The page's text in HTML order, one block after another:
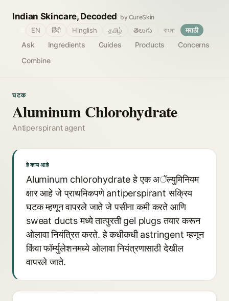
Indian Skincare, Decoded by CureSkin
Ask Ingredients Guides Products
Concerns
Combine
EN हिंदी Hinglish தமிழ் తెలుగు বাংলা मराठी
घटक
Aluminum Chlorohydrate
Antiperspirant agent
हे काय आहे
Aluminum chlorohydrate हे एक अॅल्युमिनियम
क्षार आहे जे प्राथमिकपणे antiperspirant सक्रिय
घटक म्हणून वापरले जाते जे पसीना कमी करते आणि
sweat ducts मध्ये तात्पुरती gel plugs तयार करून
ओलावा नियंत्रित करते. हे कधीकधी astringent म्हणून
किंवा फॉर्म्युलेशनमध्ये ओलावा नियंत्रणासाठी देखील
वापरले जाते.